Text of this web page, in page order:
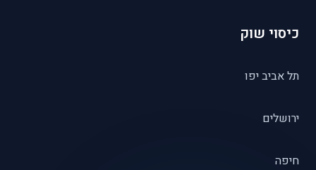
כיסוי שוק
תל אביב יפו
ירושלים
חיפה